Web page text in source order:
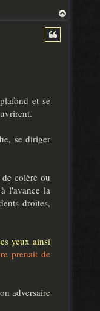
et se
se diriger
colère ou
l'avance la
droites,
yeux ainsi
prenait de
adversaire